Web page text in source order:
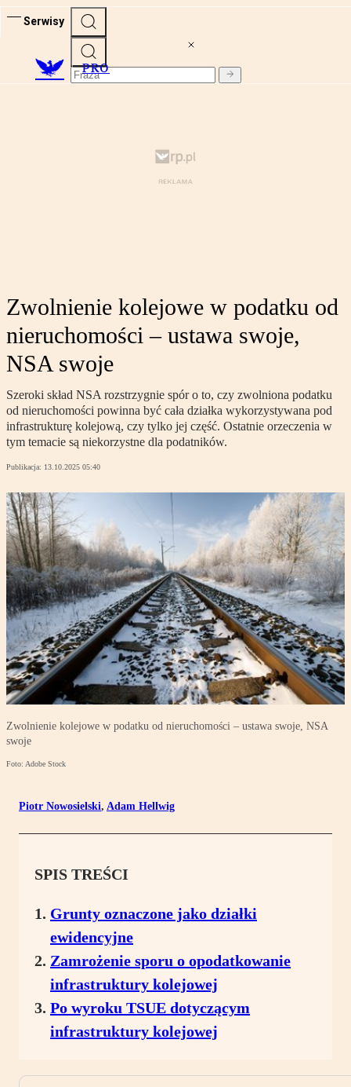
Serwisy
PRO
Zwolnienie kolejowe w podatku od
nieruchomości – ustawa swoje,
NSA swoje
Szeroki skład NSA rozstrzygnie spór o to, czy zwolniona podatku
od nieruchomości powinna być cała działka wykorzystywana pod
infrastrukturę kolejową, czy tylko jej część. Ostatnie orzeczenia w
tym temacie są niekorzystne dla podatników.
Publikacja: 13.10.2025 05:40
Zwolnienie kolejowe w podatku od nieruchomości – ustawa swoje, NSA
swoje
Foto: Adobe Stock
Piotr Nowosielski, Adam Hellwig
SPIS TREŚCI
Grunty oznaczone jako działki
ewidencyjne
Zamrożenie sporu o opodatkowanie
infrastruktury kolejowej
Po wyroku TSUE dotyczącym
infrastruktury kolejowej